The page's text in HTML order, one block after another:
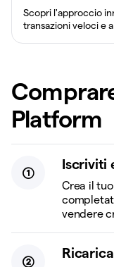
Scopri l'approccio
transazioni veloci e a
Platform
Iscriviti
Crea il
vendere